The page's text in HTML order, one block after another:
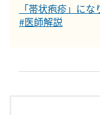
「帯状疱疹」に
#医師解説